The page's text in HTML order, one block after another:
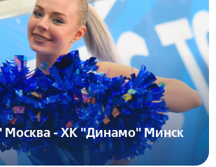
- ХК "Динамо" Минск